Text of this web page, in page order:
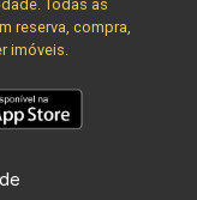
Todas as
reserva, compra,
imóveis.